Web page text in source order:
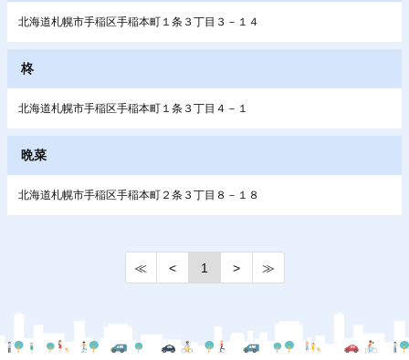
北海道札幌市手稲区手稲本町１条３丁目３－１４
柊
北海道札幌市手稲区手稲本町１条３丁目４－１
晩菜
北海道札幌市手稲区手稲本町２条３丁目８－１８
≪ < 1 > ≫